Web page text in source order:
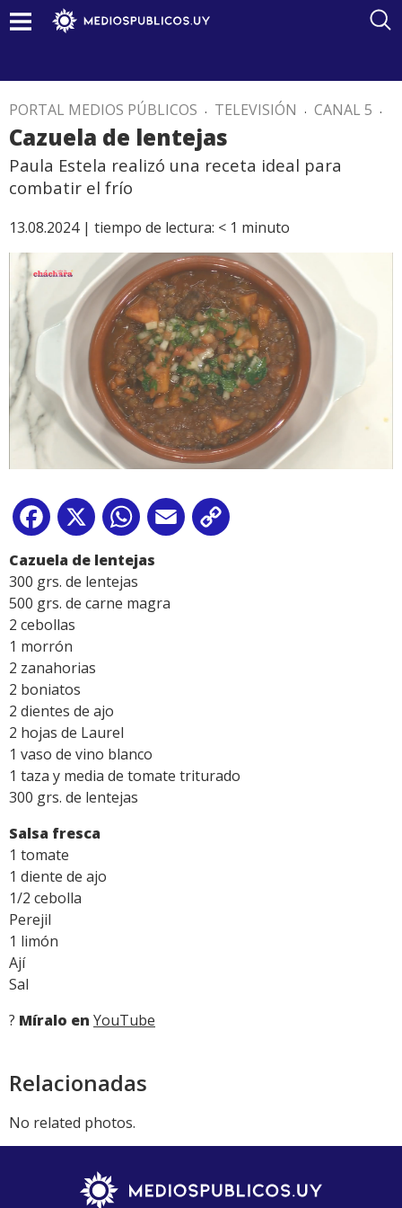
PORTAL MEDIOS PÚBLICOS . TELEVISIÓN . CANAL 5 .
Cazuela de lentejas
Paula Estela realizó una receta ideal para
combatir el frío
13.08.2024 | tiempo de lectura: < 1 minuto
Facebook
X WhatsApp
Email
Cazuela de lentejas
300 grs. de lentejas
500 grs. de carne magra
2 cebollas
1 morrón
2 zanahorias
2 boniatos
2 dientes de ajo
2 hojas de Laurel
1 vaso de vino blanco
1 taza y media de tomate triturado
300 grs. de lentejas
Salsa fresca
1 tomate
1 diente de ajo
1/2 cebolla
Perejil
1 limón
Ají
Sal
? Míralo en YouTube
Relacionadas
No related photos.